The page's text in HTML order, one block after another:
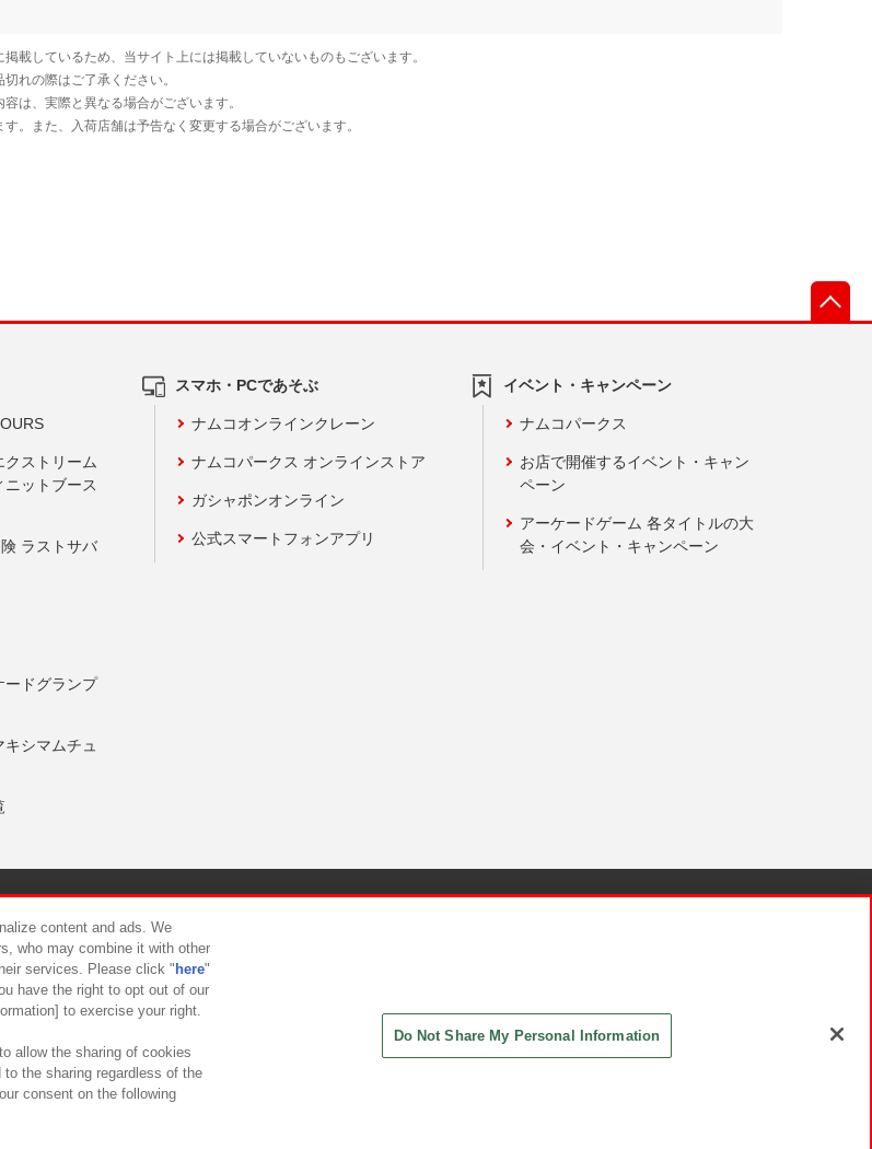
ストリーム
ットブース
ラストサバ
ードグランプ
シマムチュ
スマホ・PCであそぶ
ナムコオンラインクレーン
ナムコパークス オンラインストア
ガシャポンオンライン
公式スマートフォンアプリ
イベント・キャンペーン
ナムコパークス
お店で開催するイベント・キャン
ペーン
アーケードゲーム 各タイトルの大
会・イベント・キャンペーン
スタマーハラスメント対応方針
content and ads. We
who may combine it with other
services. Please click " here"
have the right to opt out of our
to exercise your right.
allow the sharing of cookies
the sharing regardless of the
consent on the following
Do Not Share My Personal Information